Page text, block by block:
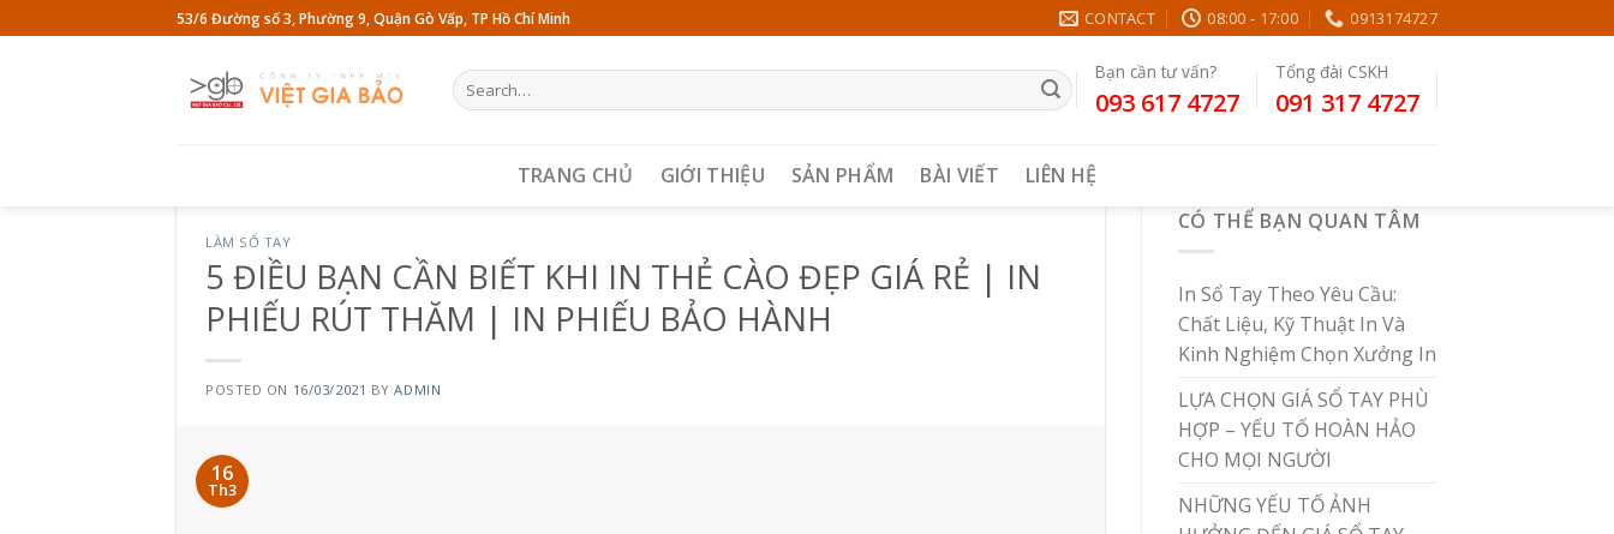
to
53/6 Đường số 3, Phường 9, Quận Gò Vấp, TP Hồ Chí Minh CONTACT 08:00 - 17:00 0913174727
Search
for:
Bạn cần tư vấn?
093 617 4727
Tổng đài CSKH
091 317 4727
TRANG CHỦ GIỚI THIỆU SẢN PHẨM BÀI VIẾT LIÊN HỆ
LÀM SỔ TAY
5 ĐIỀU BẠN CẦN BIẾT KHI IN THẺ CÀO ĐẸP GIÁ RẺ | IN
PHIẾU RÚT THĂM | IN PHIẾU BẢO HÀNH
POSTED ON 16/03/2021 BYADMIN
16
Th3
CÓ THỂ BẠN QUAN TÂM
In Sổ Tay Theo Yêu Cầu:
Chất Liệu, Kỹ Thuật In Và
Kinh Nghiệm Chọn Xưởng In
LỰA CHỌN GIÁ SỔ TAY PHÙ
HỢP – YẾU TỐ HOÀN HẢO
CHO MỌI NGƯỜI
NHỮNG YẾU TỐ ẢNH